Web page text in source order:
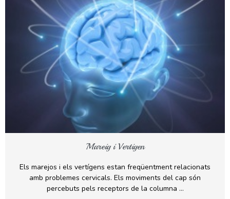
Mareig i Vertigen
Els marejos i els vertígens estan freqüentment relacionats
amb problemes cervicals. Els moviments del cap són
percebuts pels receptors de la columna …